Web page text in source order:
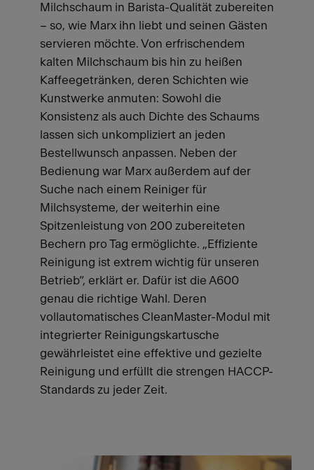
Milchschaum in Barista-Qualität zubereiten
– so, wie Marx ihn liebt und seinen Gästen
servieren möchte. Von erfrischendem
kalten Milchschaum bis hin zu heißen
Kaffeegetränken, deren Schichten wie
Kunstwerke anmuten: Sowohl die
Konsistenz als auch Dichte des Schaums
lassen sich unkompliziert an jeden
Bestellwunsch anpassen. Neben der
Bedienung war Marx außerdem auf der
Suche nach einem Reiniger für
Milchsysteme, der weiterhin eine
Spitzenleistung von 200 zubereiteten
Bechern pro Tag ermöglichte. „Effiziente
Reinigung ist extrem wichtig für unseren
Betrieb“, erklärt er. Dafür ist die A600
genau die richtige Wahl. Deren
vollautomatisches CleanMaster-Modul mit
integrierter Reinigungskartusche
gewährleistet eine effektive und gezielte
Reinigung und erfüllt die strengen HACCP-
Standards zu jeder Zeit.